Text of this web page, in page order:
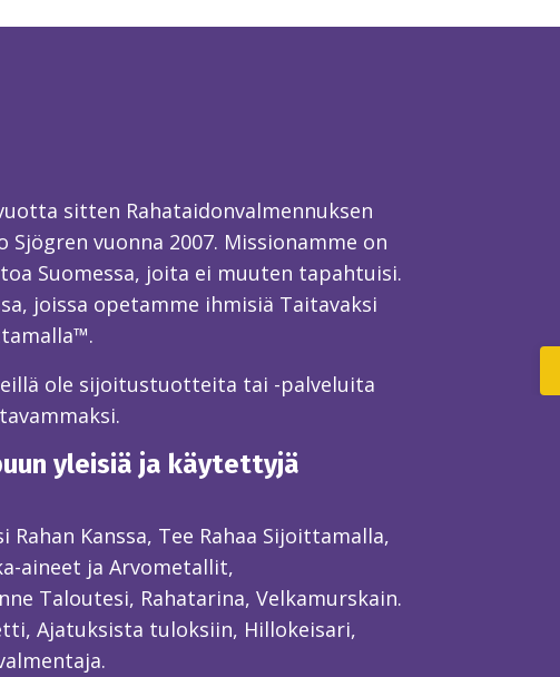
sitten Rahataidonvalmennuksen
vuonna 2007. Missionamme on
Suomessa, joita ei muuten tapahtuisi.
joissa opetamme ihmisiä Taitavaksi
ole sijoitustuotteita tai -palveluita
yleisiä ja käytettyjä
Kanssa, Tee Rahaa Sijoittamalla,
aineet ja Arvometallit,
Taloutesi, Rahatarina, Velkamurskain.
Ajatuksista tuloksiin, Hillokeisari,